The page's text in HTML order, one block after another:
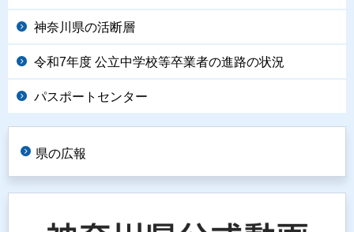
神奈川県の活断層
令和7年度 公立中学校等卒業者の進路の状況
パスポートセンター
県の広報